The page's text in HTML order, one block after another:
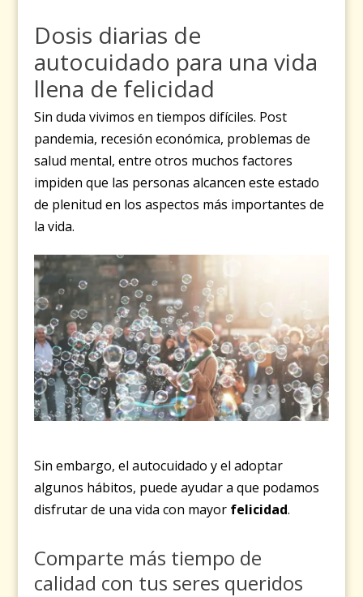
Dosis diarias de
autocuidado para una vida
llena de felicidad
Sin duda vivimos en tiempos difíciles. Post
pandemia, recesión económica, problemas de
salud mental, entre otros muchos factores
impiden que las personas alcancen este estado
de plenitud en los aspectos más importantes de
la vida.
Sin embargo, el autocuidado y el adoptar
algunos hábitos, puede ayudar a que podamos
disfrutar de una vida con mayor felicidad.
Comparte más tiempo de
calidad con tus seres queridos